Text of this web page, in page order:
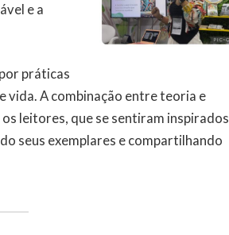
e a
práticas
vida. A combinação entre teoria e
leitores, que se sentiram inspirados
seus exemplares e compartilhando